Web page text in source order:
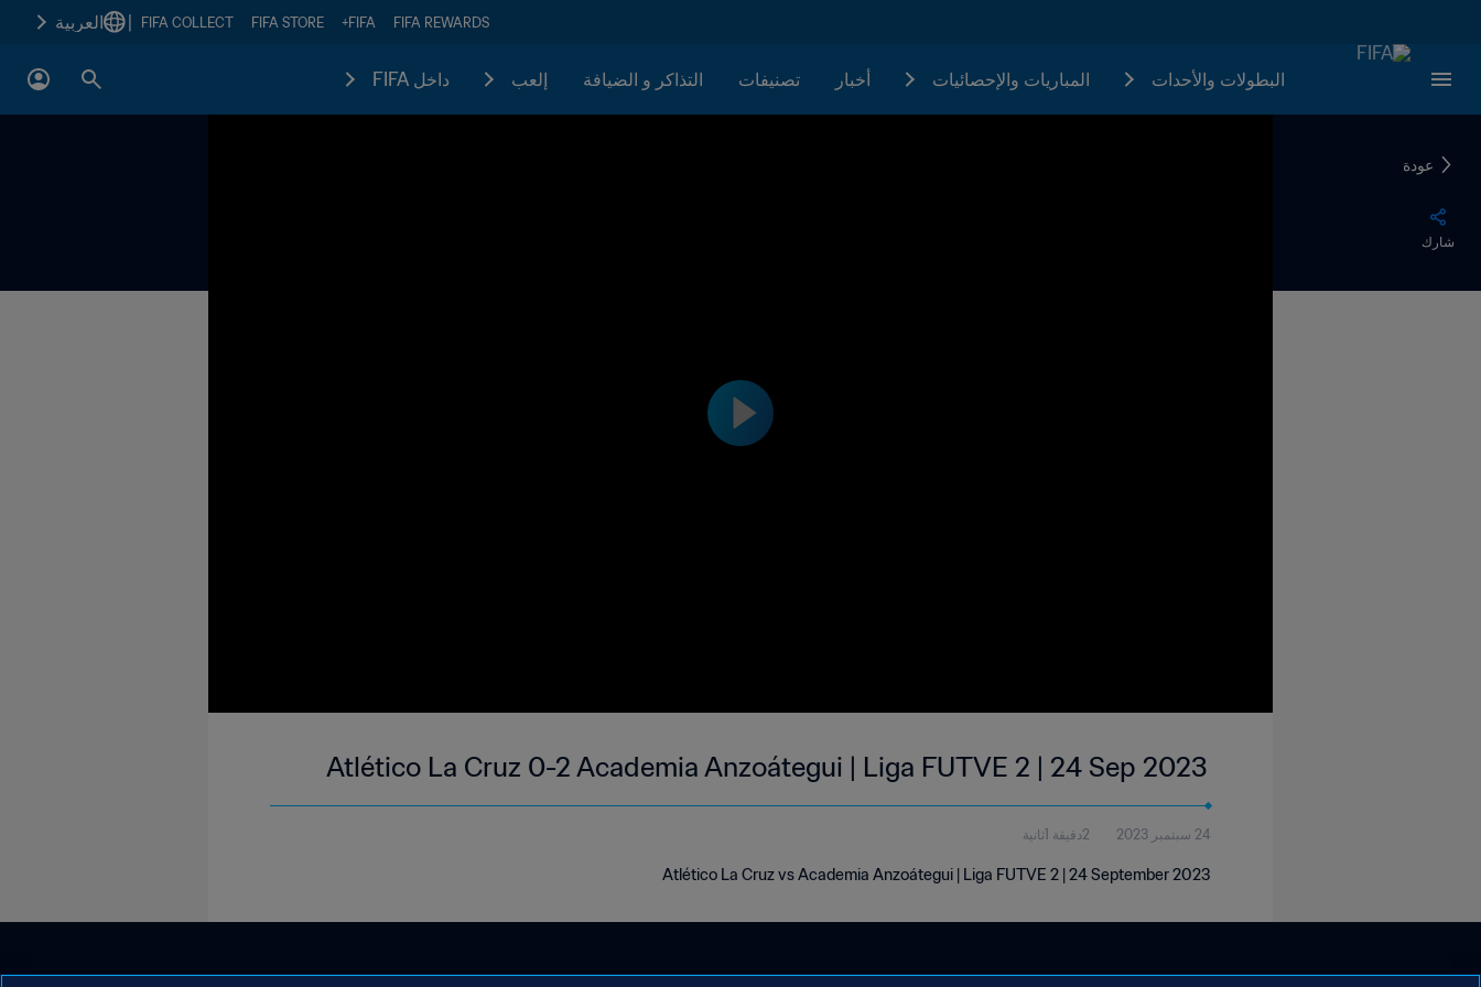
FIFA REWARDS
FIFA+
FIFA STORE
FIFA COLLECT العربية
البطولات والأحدات المباريات والإحصائيات أخبار تصنيفات التذاكر و الضيافة إلعب داخل FIFA
عودة
شارك
Atlético La Cruz 0-2 Academia Anzoátegui | Liga FUTVE 2 | 24 Sep 2023
24 سبتمبر 2023 2دقيقة 1ثانية
Atlético La Cruz vs Academia Anzoátegui | Liga FUTVE 2 | 24 September 2023